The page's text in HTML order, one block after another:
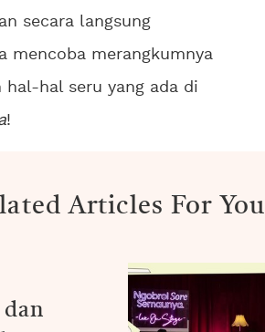
secara langsung
mencoba merangkumnya
hal seru yang ada di
!
Articles For You